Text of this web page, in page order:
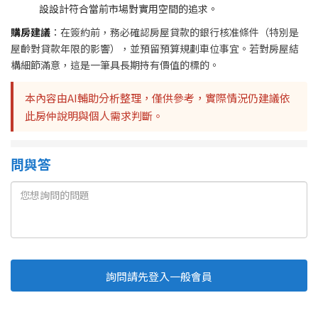
設設計符合當前市場對實用空間的追求。
購房建議 ：在簽約前，務必確認房屋貸款的銀行核准條件（特別是
屋齡對貸款年限的影響），並預留預算規劃車位事宜。若對房屋結
構細節滿意，這是一筆具長期持有價值的標的。
本內容由AI輔助分析整理，僅供參考，實際情況仍建議依
此房仲說明與個人需求判斷。
問與答
詢問請先登入一般會員